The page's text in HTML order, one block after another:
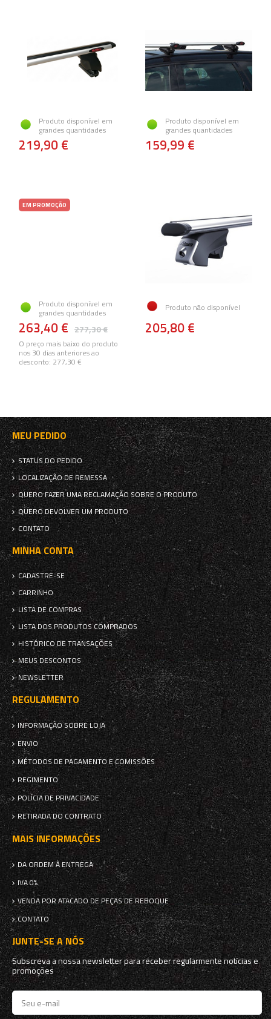
Produto disponível em
grandes quantidades
219,90 €
Produto disponível em
grandes quantidades
159,99 €
EM PROMOÇÃO
Produto disponível em
grandes quantidades
277,30 €
263,40 €
O preço mais baixo do produto
nos 30 dias anteriores ao
desconto: 277,30 €
Produto não disponível
205,80 €
MEU PEDIDO
STATUS DO PEDIDO
LOCALIZAÇÃO DE REMESSA
QUERO FAZER UMA RECLAMAÇÃO SOBRE O PRODUTO
QUERO DEVOLVER UM PRODUTO
CONTATO
MINHA CONTA
CADASTRE-SE
CARRINHO
LISTA DE COMPRAS
LISTA DOS PRODUTOS COMPRADOS
HISTÓRICO DE TRANSAÇÕES
MEUS DESCONTOS
NEWSLETTER
REGULAMENTO
INFORMAÇÃO SOBRE LOJA
ENVIO
MÉTODOS DE PAGAMENTO E COMISSÕES
REGIMENTO
POLÍCIA DE PRIVACIDADE
RETIRADA DO CONTRATO
MAIS INFORMAÇÕES
DA ORDEM À ENTREGA
IVA 0%
VENDA POR ATACADO DE PEÇAS DE REBOQUE
CONTATO
JUNTE-SE A NÓS
Subscreva a nossa newsletter para receber regularmente notícias e
promoções